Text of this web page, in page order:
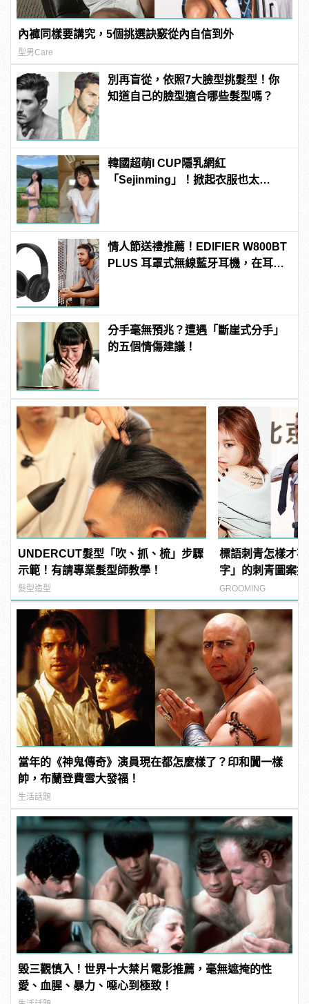
內褲同樣要講究，5個挑選訣竅從內自信到外
型男Care
別再盲從，依照7大臉型挑髮型！你
知道自己的臉型適合哪些髮型嗎？
韓國超萌I CUP隱乳網紅
「Sejinming」！掀起衣服也太
情人節送禮推薦！EDIFIER W800BT
PLUS 耳罩式無線藍牙耳機，在耳邊
分手毫無預兆？遭遇「斷崖式分手」
的五個情傷建議！
UNDERCUT髮型「吹、抓、梳」步驟
示範！有請專業髮型師教學！
髮型造型
標語刺青怎樣才
字」的刺青圖案
風格！
GROOMING
當年的《神鬼傳奇》演員現在都怎麼樣了？印和闐一樣
帥，布蘭登費雪大發福！
生活話題
毀三觀慎入！世界十大禁片電影推薦，毫無遮掩的性
愛、血腥、暴力、噁心到極致！